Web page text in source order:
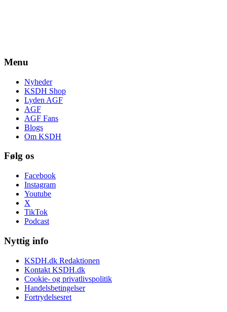
Menu
Nyheder
KSDH Shop
Lyden AGF
AGF
AGF Fans
Blogs
Om KSDH
Følg os
Facebook
Instagram
Youtube
X
TikTok
Podcast
Nyttig info
KSDH.dk Redaktionen
Kontakt KSDH.dk
Cookie- og privatlivspolitik
Handelsbetingelser
Fortrydelsesret